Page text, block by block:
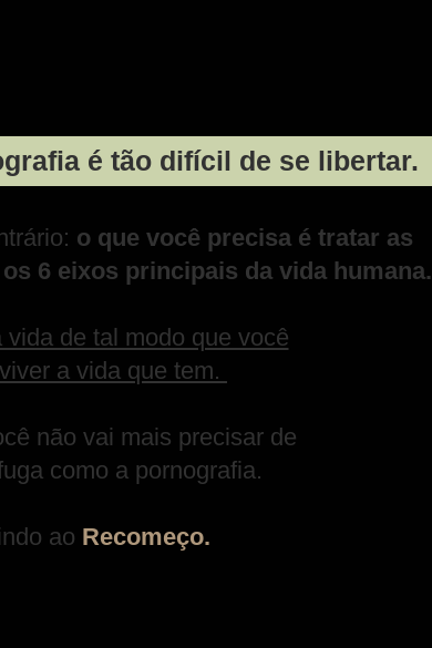
é tão difícil de se libertar.
o que você precisa é tratar as
6 eixos principais da vida humana.
de tal modo que você
a vida que tem.
não vai mais precisar de
como a pornografia.
ao Recomeço.